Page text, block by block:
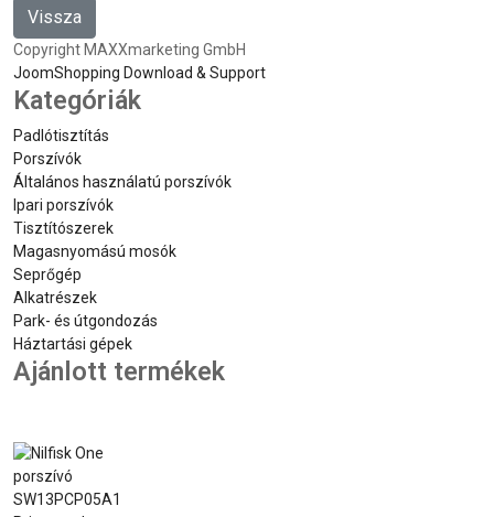
Copyright MAXXmarketing GmbH
JoomShopping Download & Support
Kategóriák
Padlótisztítás
Porszívók
Általános használatú porszívók
Ipari porszívók
Tisztítószerek
Magasnyomású mosók
Seprőgép
Alkatrészek
Park- és útgondozás
Háztartási gépek
Ajánlott termékek